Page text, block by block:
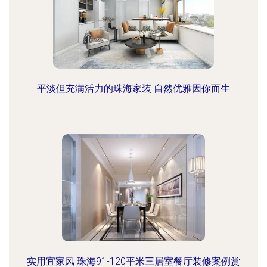
平淡但充满活力的珠海家装 自然优雅因你而生
实用宜家风 珠海91-120平米三居室餐厅装修案例赏